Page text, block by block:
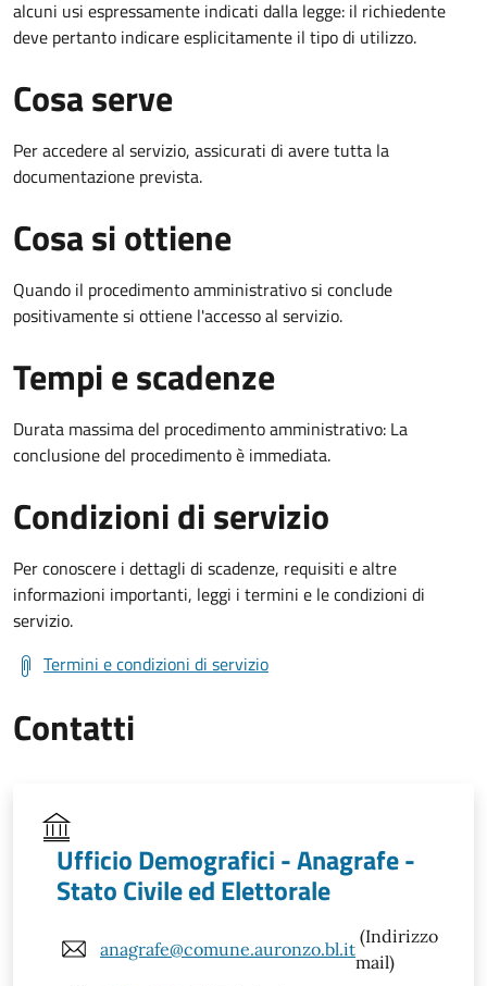
alcuni usi espressamente indicati dalla legge: il richiedente
deve pertanto indicare esplicitamente il tipo di utilizzo.
Cosa serve
Per accedere al servizio, assicurati di avere tutta la
documentazione prevista.
Cosa si ottiene
Quando il procedimento amministrativo si conclude
positivamente si ottiene l'accesso al servizio.
Tempi e scadenze
Durata massima del procedimento amministrativo: La
conclusione del procedimento è immediata.
Condizioni di servizio
Per conoscere i dettagli di scadenze, requisiti e altre
informazioni importanti, leggi i termini e le condizioni di
servizio.
Termini e condizioni di servizio
Contatti
Ufficio Demografici - Anagrafe -
Stato Civile ed Elettorale
anagrafe@comune.auronzo.bl.it
(Indirizzo
mail)